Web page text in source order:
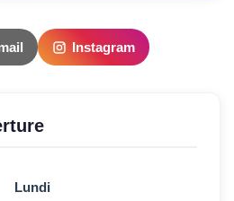
Instagram
Lundi